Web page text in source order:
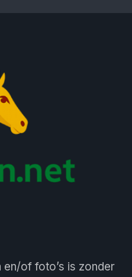
of foto’s is zonder